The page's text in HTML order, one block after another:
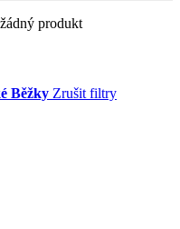
produkt
Běžky Zrušit filtry